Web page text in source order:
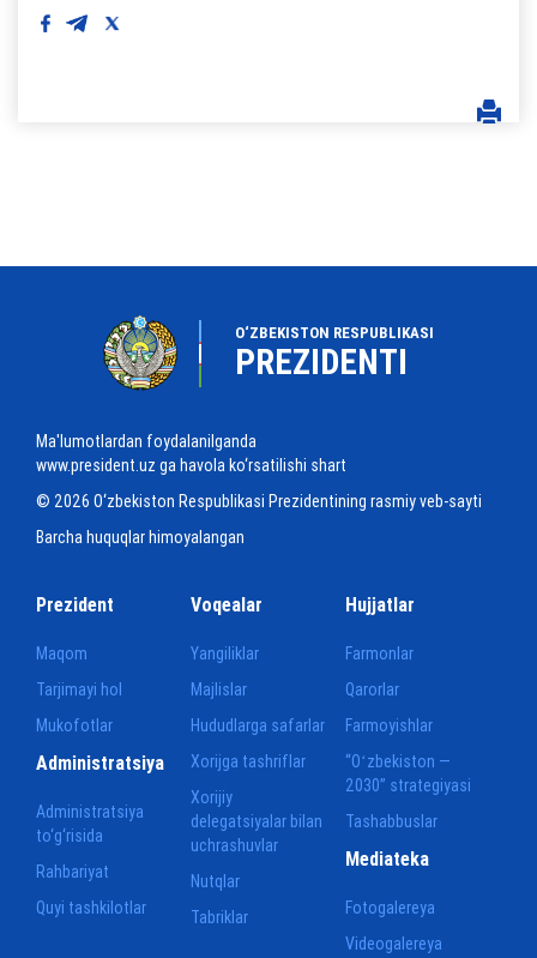
O‘ZBEKISTON RESPUBLIKASI
PREZIDENTI
Ma'lumotlardan foydalanilganda
www.president.uz ga havola ko‘rsatilishi shart
© 2026 O‘zbekiston Respublikasi Prezidentining rasmiy veb-sayti
Barcha huquqlar himoyalangan
Prezident
Maqom
Tarjimayi hol
Mukofotlar
Voqealar
Yangiliklar
Majlislar
Hududlarga safarlar
Xorijga tashriflar
Xorijiy
delegatsiyalar bilan
uchrashuvlar
Nutqlar
Tabriklar
Hujjatlar
Farmonlar
Qarorlar
Farmoyishlar
“Oʻzbekiston —
2030” strategiyasi
Tashabbuslar
Administratsiya
Administratsiya
to‘g‘risida
Rahbariyat
Quyi tashkilotlar
Mediateka
Fotogalereya
Videogalereya